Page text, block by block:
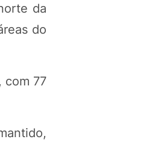
da
do
com 77